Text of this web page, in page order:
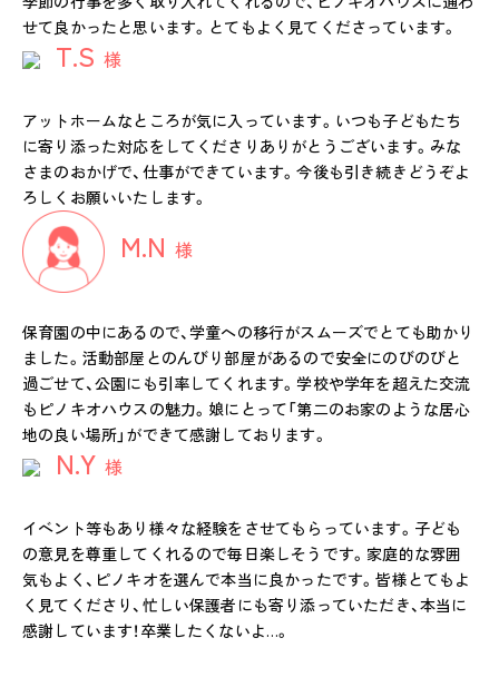
せて良かったと思います。とてもよく見てくださっています。
T.S 様
アットホームなところが気に入っています。いつも子どもたち
に寄り添った対応をしてくださりありがとうございます。みな
さまのおかげで、仕事ができています。今後も引き続きどうぞよ
ろしくお願いいたします。
M.N 様
保育園の中にあるので、学童への移行がスムーズでとても助かり
ました。活動部屋とのんびり部屋があるので安全にのびのびと
過ごせて、公園にも引率してくれます。学校や学年を超えた交流
もピノキオハウスの魅力。娘にとって「第二のお家のような居心
地の良い場所」ができて感謝しております。
N.Y 様
イベント等もあり様々な経験をさせてもらっています。子ども
の意見を尊重してくれるので毎日楽しそうです。家庭的な雰囲
気もよく、ピノキオを選んで本当に良かったです。皆様とてもよ
く見てくださり、忙しい保護者にも寄り添っていただき、本当に
感謝しています！卒業したくないよ…。